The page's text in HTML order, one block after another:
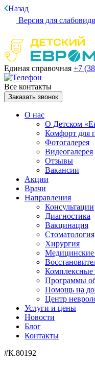
Назад
Версия для
Единая справочная +7
Все контакты
Заказать звонок
О нас
О Детском
Комфорт для
Фотогалерея
Видеогалерея
Отзывы
Вакансии
Акции
Врачи
Направления
Консультации
Диагностика
Вакцинация
Стоматология
Хирургия
Программы
Помощь на
Центр
Услуги и цены
Новости
Блог
Контакты
#К.80192